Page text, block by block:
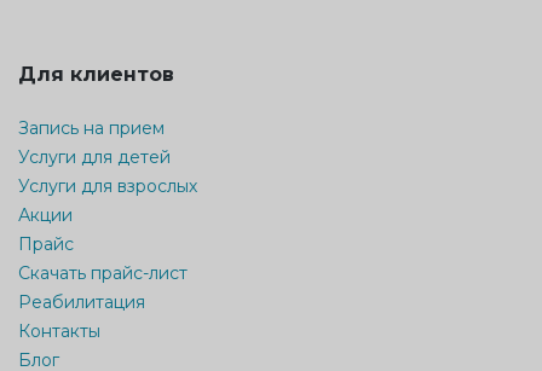
Для клиентов
Запись на прием
Услуги для детей
Услуги для взрослых
Акции
Прайс
Скачать прайс-лист
Реабилитация
Контакты
Блог